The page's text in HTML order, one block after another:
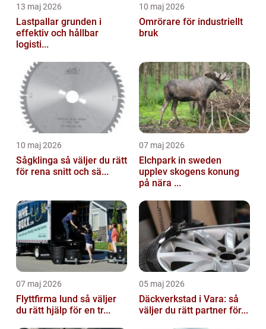
13 maj 2026
Lastpallar grunden i
effektiv och hållbar
logisti...
10 maj 2026
Omrörare för industriellt
bruk
10 maj 2026
Sågklinga så väljer du rätt
för rena snitt och sä...
07 maj 2026
Elchpark in sweden
upplev skogens konung
på nära ...
07 maj 2026
Flyttfirma lund så väljer
du rätt hjälp för en tr...
05 maj 2026
Däckverkstad i Vara: så
väljer du rätt partner för...